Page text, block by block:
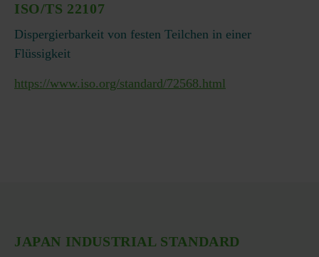
ISO/TS 22107
Dispergierbarkeit von festen Teilchen in einer
Flüssigkeit
https://www.iso.org/standard/72568.html
JAPAN INDUSTRIAL STANDARD